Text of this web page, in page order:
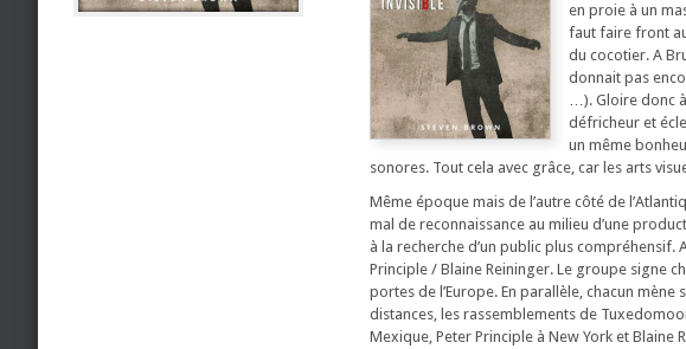
en proie à un
faut faire front
du cocotier. A
donnait pas
…). Gloire donc
défricheur et
un même
sonores. Tout cela avec grâce, car les arts
Même époque mais de l’autre côté de
mal de reconnaissance au milieu d’une
à la recherche d’un public plus
Principle / Blaine Reininger. Le groupe signe
portes de l’Europe. En parallèle, chacun
distances, les rassemblements de
Mexique, Peter Principle à New York et